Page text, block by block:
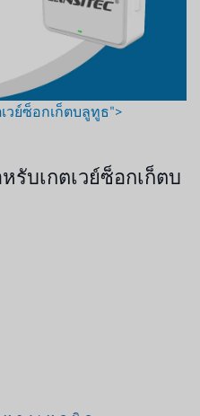
วย์ซ็อกเก็ตบลูทูธ">
รับเกตเวย์ซ็อกเก็ตบ